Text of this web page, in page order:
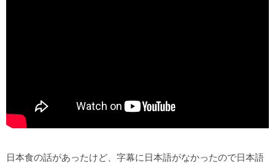
日本食の話があったけど、字幕に日本語がなかったので日本語